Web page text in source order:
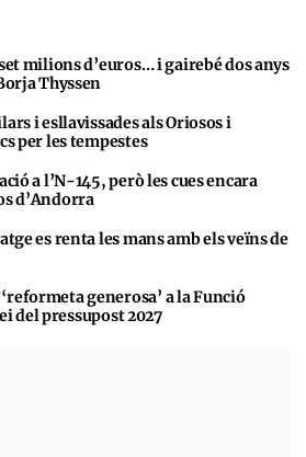
milions d’euros… i gairebé dos anys
Thyssen
i esllavissades als Oriosos i
per les tempestes
a l’N-145, però les cues encara
d’Andorra
es renta les mans amb els veïns de
generosa’ a la Funció
del pressupost 2027